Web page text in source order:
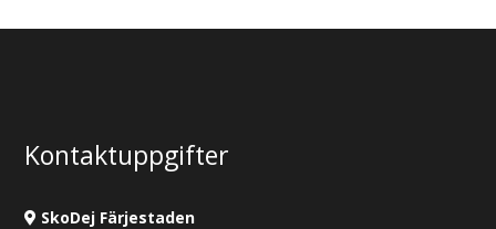
priset
priset
Kontaktuppgifter
SkoDej Färjestaden